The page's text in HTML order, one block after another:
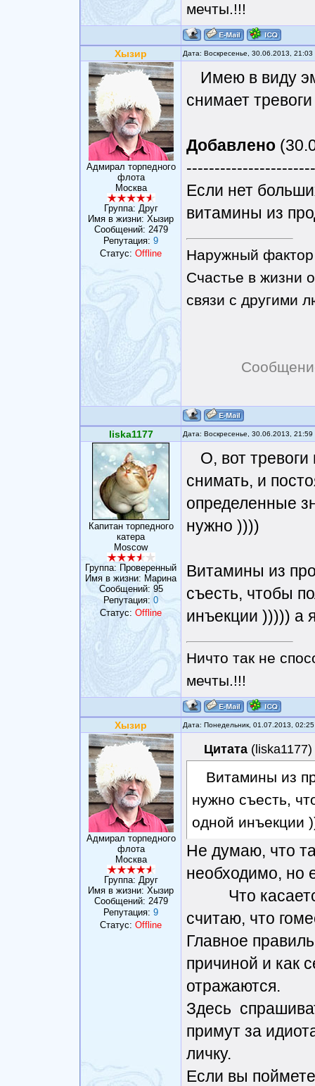
мечты.!!!
Хызир Дата: Воскресенье, 30.06.2013,
Адмирал торпедного
флота
Москва
Группа: Друг
Имя в жизни: Хызир
Сообщений: 2479
Репутация: 9
Статус: Offline
Имею в виду
снимает
Добавлено
Если нет
витамины из
Наружный фактор
Счастье в жизни
связи с другими
liska1177 Дата: Воскресенье, 30.06.2013,
Капитан торпедного
катера
Moscow
Группа: Проверенный
Имя в жизни: Марина
Сообщений: 95
Репутация: 0
Статус: Offline
О, вот
снимать, и
определенные
нужно ))))
Витамины из
съесть, чтобы
инъекции ))))) а
Ничто так не
мечты.!!!
Хызир Дата: Понедельник, 01.07.2013,
Адмирал торпедного
флота
Москва
Группа: Друг
Имя в жизни: Хызир
Сообщений: 2479
Репутация: 9
Статус: Offline
Цитата ( liska1177)
Витамины из
нужно съесть,
одной инъекции
Не думаю, что
необходимо, но
Что касается
считаю, что
Главное
причиной и как
отражаются.
Здесь
примут за
личку.
Если вы